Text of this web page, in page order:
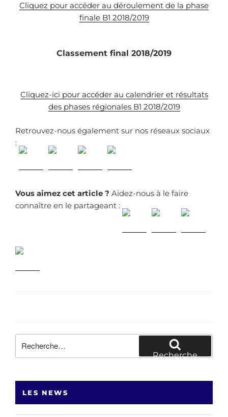
Cliquez pour accéder au déroulement de la phase
finale B1 2018/2019
Classement final 2018/2019
Cliquez-ici pour accéder au calendrier et résultats
des phases régionales B1 2018/2019
Retrouvez-nous également sur nos réseaux sociaux
:
Vous aimez cet article ? Aidez-nous à le faire
connaître en le partageant :
pour
Recherche
LES NEWS